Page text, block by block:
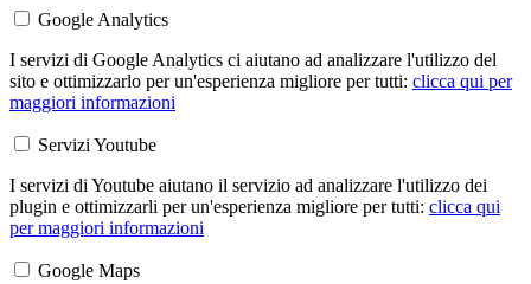
Google Analytics
I servizi di Google Analytics ci aiutano ad analizzare l'utilizzo del
sito e ottimizzarlo per un'esperienza migliore per tutti: clicca qui per
maggiori informazioni
Servizi Youtube
I servizi di Youtube aiutano il servizio ad analizzare l'utilizzo dei
plugin e ottimizzarli per un'esperienza migliore per tutti: clicca qui
per maggiori informazioni
Google Maps